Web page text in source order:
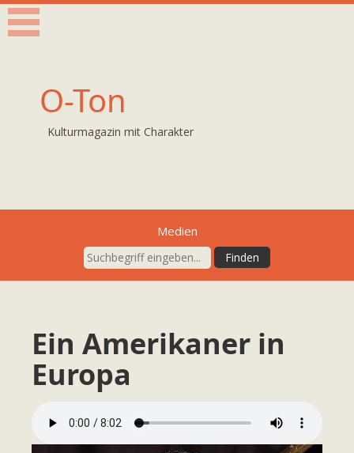
O-Ton
Kulturmagazin mit Charakter
Medien
Ein Amerikaner in
Europa